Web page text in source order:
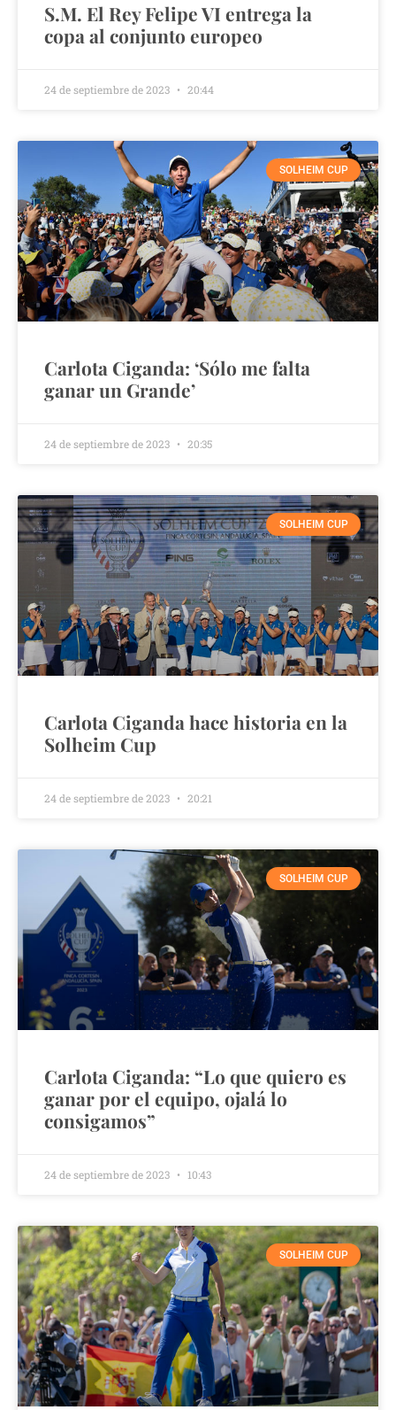
S.M. El Rey Felipe VI entrega la
copa al conjunto europeo
24 de septiembre de 2023 20:44
SOLHEIM CUP
Carlota Ciganda: ‘Sólo me falta
ganar un Grande’
24 de septiembre de 2023 20:35
SOLHEIM CUP
Carlota Ciganda hace historia en la
Solheim Cup
24 de septiembre de 2023 20:21
SOLHEIM CUP
Carlota Ciganda: “Lo que quiero es
ganar por el equipo, ojalá lo
consigamos”
24 de septiembre de 2023 10:43
SOLHEIM CUP